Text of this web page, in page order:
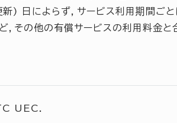
) 日によらず，サービス利用期間ご
，その他の有償サービスの利用料金と
UEC.